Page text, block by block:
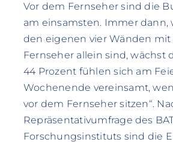
Vor dem Fernseher sind die
am einsamsten. Immer dann,
den eigenen vier Wänden
Fernseher allein sind, wächst
44 Prozent fühlen sich am
Wochenende vereinsamt,
vor dem Fernseher sitzen“.
Repräsentativumfrage des
Forschungsinstituts sind die